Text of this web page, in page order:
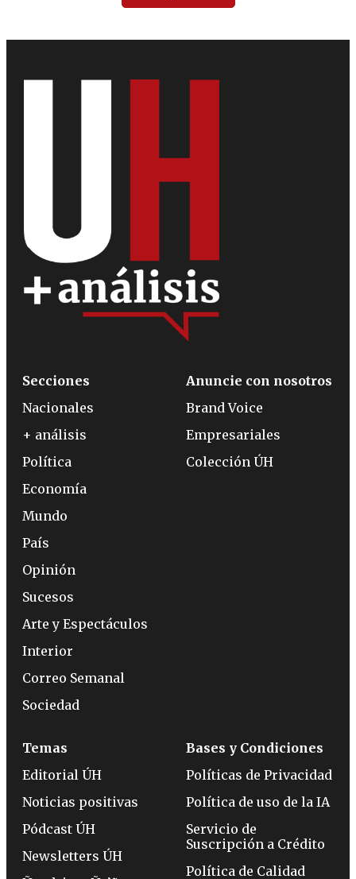
Secciones
Nacionales
+ análisis
Política
Economía
Mundo
País
Opinión
Sucesos
Arte y Espectáculos
Interior
Correo Semanal
Sociedad
Anuncie con nosotros
Brand Voice
Empresariales
Colección ÚH
Temas
Editorial ÚH
Noticias positivas
Pódcast ÚH
Newsletters ÚH
Bases y Condiciones
Políticas de Privacidad
Política de uso de la IA
Servicio de
Suscripción a Crédito
Política de Calidad